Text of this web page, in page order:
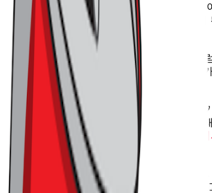
은 오히려 비효율적일 수 있다는 건데요.
부해야 한다고 조언합니다. 경험이 충분
때문입니다.
도 그대로 적용됩니다. 장보기나 생필품
을 회수할 수 있는 구조입니다. 구매 빈도
때문이죠.
티처럼 구매 주기가 긴 카테고리는 이야
요소로 작동하기도 쉽지 않습니다. 이럴
드, 단독 상품, 신상품 선공개처럼 ‘여기
의 시대는 점차 한계를 드러내고 있습니
니다. 이제는 온라인이든 오프라인이든,